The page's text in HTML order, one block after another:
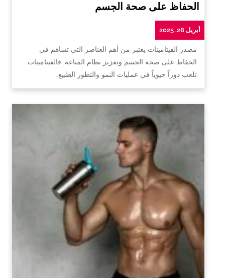
الحفاظ على صحة الجسم
أبريل 28, 2025
مصدر الفيتامينات يعتبر من أهم العناصر التي تساهم في
الحفاظ على صحة الجسم وتعزيز نظام المناعة. فالفيتامينات
تلعب دوراً حيوياً في عمليات النمو والتطور الطبيع…